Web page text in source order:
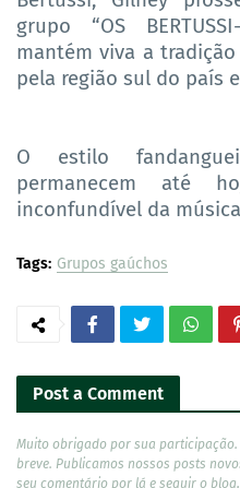
grupo “OS
mantém viva a
pela região sul do país
O estilo
permanecem até
inconfundível da
Tags: Grupos gaúchos
Post a Comment
Muito obrigado por sua
breve. Publicamos nossos posts
seu comentário por lá e seguir o